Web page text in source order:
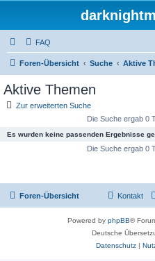
FAQ
Foren-Übersicht Suche Aktive
Aktive Themen
Zur erweiterten Suche
Die Suche ergab 0
Es wurden keine passenden Ergebnisse
Die Suche ergab 0
Foren-Übersicht Kontakt
Powered by phpBB®
Deutsche
Datenschutz|